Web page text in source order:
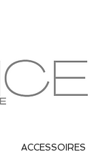
ACCESSOIRES